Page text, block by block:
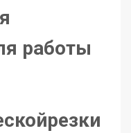
работы